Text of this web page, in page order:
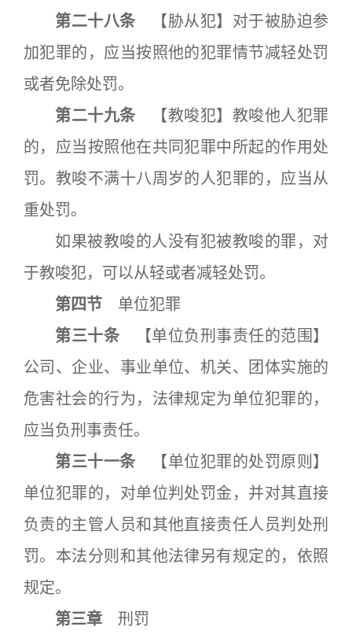
第二十八条 【胁从犯】对于被胁迫参
加犯罪的，应当按照他的犯罪情节减轻处罚
或者免除处罚。
第二十九条 【教唆犯】教唆他人犯罪
的，应当按照他在共同犯罪中所起的作用处
罚。教唆不满十八周岁的人犯罪的，应当从
重处罚。
如果被教唆的人没有犯被教唆的罪，对
于教唆犯，可以从轻或者减轻处罚。
第四节 单位犯罪
第三十条 【单位负刑事责任的范围】
公司、企业、事业单位、机关、团体实施的
危害社会的行为，法律规定为单位犯罪的，
应当负刑事责任。
第三十一条 【单位犯罪的处罚原则】
单位犯罪的，对单位判处罚金，并对其直接
负责的主管人员和其他直接责任人员判处刑
罚。本法分则和其他法律另有规定的，依照
规定。
第三章 刑罚